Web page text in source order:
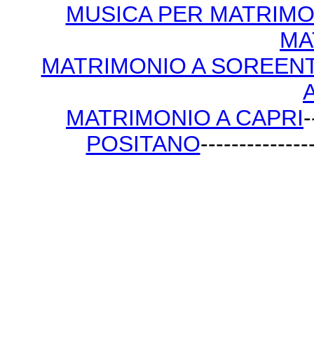
MUSICA PER
MATRIMONIO A
MATRIMONIO A CAPRI
POSITANO